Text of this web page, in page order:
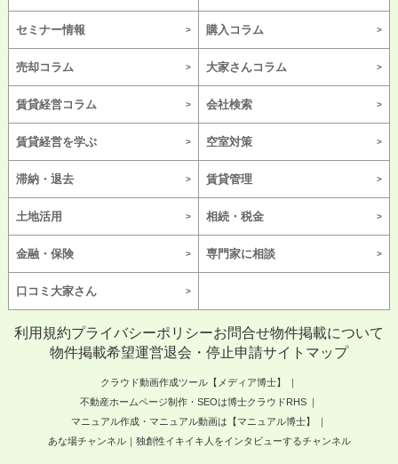
セミナー情報 購入コラム
売却コラム 大家さんコラム
賃貸経営コラム 会社検索
賃貸経営を学ぶ 空室対策
滞納・退去 賃貸管理
土地活用 相続・税金
金融・保険 専門家に相談
口コミ大家さん
利用規約プライバシーポリシーお問合せ物件掲載について
物件掲載希望運営退会・停止申請サイトマップ
クラウド動画作成ツール【メディア博士】
不動産ホームページ制作・SEOは博士クラウドRHS
マニュアル作成・マニュアル動画は【マニュアル博士】
あな場チャンネル｜独創性イキイキ人をインタビューするチャンネル